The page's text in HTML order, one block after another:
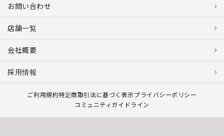
お問い合わせ
店舗一覧
会社概要
採用情報
ご利用規約特定商取引法に基づく表示プライバシーポリシー
コミュニティガイドライン